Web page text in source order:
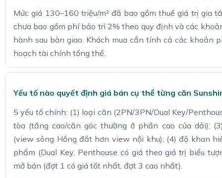
Mức giá 130–160 triệu/m² đã bao gồm thuế giá trị gia
chưa bao gồm phí bảo trì 2% theo quy định và các
hành sau bàn giao. Khách mua cần tính cả các khoản
hoạch tài chính tổng thể.
Yếu tố nào quyết định giá bán cụ thể từng căn
5 yếu tố chính: (1) loại căn (2PN/3PN/Dual Key/
tòa (tầng cao/căn góc thường ở phần cao của dải);
(view sông Hồng đắt hơn view nội khu); (4) độ khan
phẩm (Dual Key, Penthouse có giá theo giá trị biểu
mở bán (đợt 1 có giá tốt nhất, đợt 3 cao nhất).